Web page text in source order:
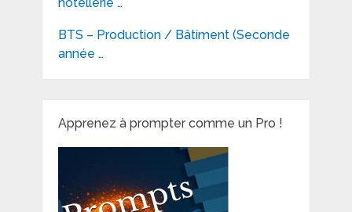
hôtellerie …
BTS – Production / Bâtiment (Seconde
année …
Apprenez à prompter comme un Pro !